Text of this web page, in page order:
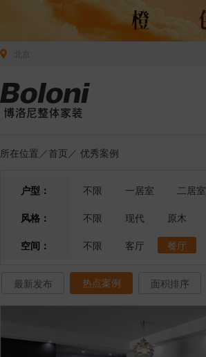
所在位置／首页 ／ 优秀案例
户型： 不限 一居室 二居室
风格：
不限 现代 原木
空间：
不限 客厅 餐厅
最新发布 热点案例 面积排序